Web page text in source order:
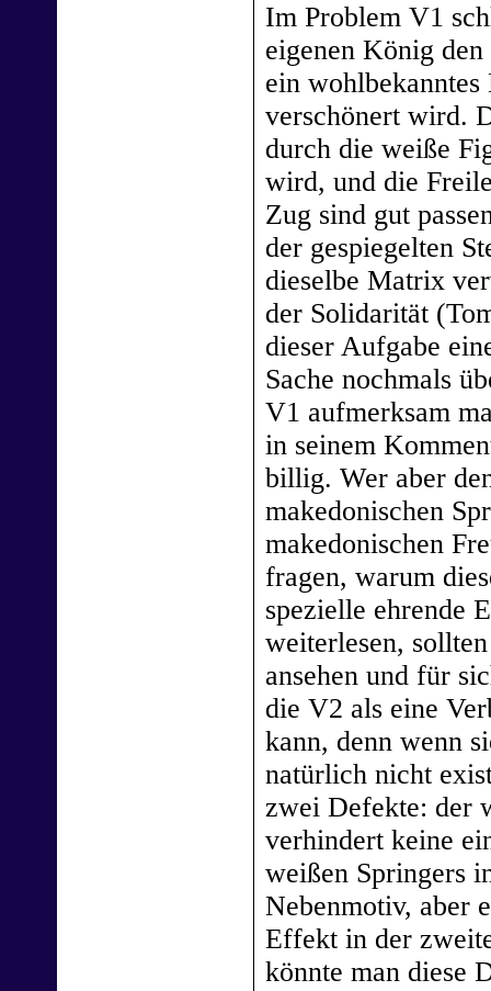
Im Problem V1
eigenen König
ein
verschönert wird.
durch die weiße
wird, und die
Zug sind gut
der gespiegelten
dieselbe Matrix
der Solidarität
dieser Aufgabe
Sache nochmals
V1 aufmerksam
in seinem
billig. Wer aber
makedonischen
makedonischen
fragen, warum
spezielle ehrende
weiterlesen,
ansehen und für
die V2 als eine
kann, denn wenn
natürlich nicht
zwei Defekte: der
verhindert keine
weißen Springers
Nebenmotiv, aber
Effekt in der
könnte man diese